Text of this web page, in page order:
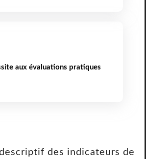
aux évaluations pratiques
des indicateurs de